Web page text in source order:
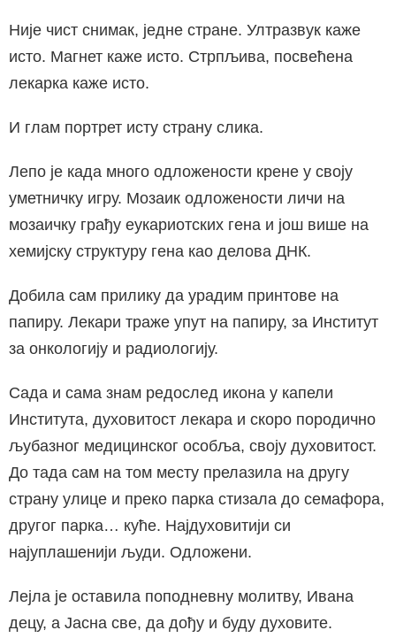
Није чист снимак, једне стране. Ултразвук каже
исто. Магнет каже исто. Стрпљива, посвећена
лекарка каже исто.
И глам портрет исту страну слика.
Лепо је када много одложености крене у своју
уметничку игру. Мозаик одложености личи на
мозаичку грађу еукариотских гена и још више на
хемијску структуру гена као делова ДНК.
Добила сам прилику да урадим принтове на
папиру. Лекари траже упут на папиру, за Институт
за онкологију и радиологију.
Сада и сама знам редослед икона у капели
Института, духовитост лекара и скоро породично
љубазног медицинског особља, своју духовитост.
До тада сам на том месту прелазила на другу
страну улице и преко парка стизала до семафора,
другог парка… куће. Најдуховитији си
најуплашенији људи. Одложени.
Лејла је оставила поподневну молитву, Ивана
децу, а Јасна све, да дођу и буду духовите.